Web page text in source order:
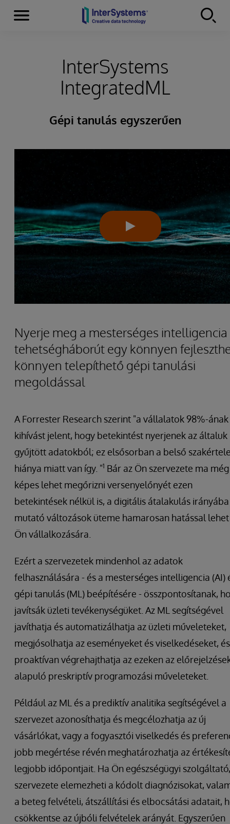
Skip to content
Menu
InterSystems
IntegratedML
Gépi tanulás egyszerűen
Nyerje meg a mesterséges intelligencia
tehetségháborút egy könnyen
könnyen telepíthető gépi tanulási
megoldással
A Forrester Research szerint "a vállalatok 98%-ának
kihívást jelent, hogy betekintést nyerjenek az általuk
gyűjtött adatokból; ez elsősorban a belső
hiánya miatt van így. "1 Bár az Ön szervezete ma még
képes lehet megőrizni versenyelőnyét ezen
betekintések nélkül is, a digitális átalakulás irányába
mutató változások üteme hamarosan hatással lehet
Ön vállalkozására.
Ezért a szervezetek mindenhol az adatok
felhasználására - és a mesterséges intelligencia (AI)
gépi tanulás (ML) beépítésére - összpontosítanak,
javítsák üzleti tevékenységüket. Az ML segítségével
javíthatja és automatizálhatja az üzleti műveleteket,
megjósolhatja az eseményeket és viselkedéseket, és
proaktívan végrehajthatja az ezeken az
alapuló preskriptív programozási műveleteket.
Például az ML és a prediktív analitika segítségével a
szervezet azonosíthatja és megcélozhatja az új
vásárlókat, vagy a fogyasztói viselkedés és
jobb megértése révén meghatározhatja az
legjobb időpontjait. Ha Ön egészségügyi szolgáltató,
szervezete elemezheti a kódolt diagnózisokat,
a beteg felvételi, átszállítási és elbocsátási adatait,
csökkentse az újbóli felvételek arányát. Egyszerűen